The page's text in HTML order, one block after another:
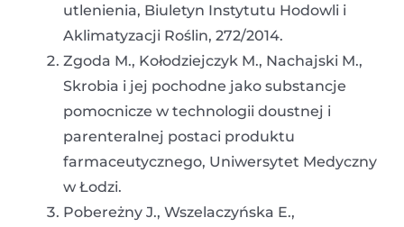
utlenienia, Biuletyn Instytutu Hodowli i
Aklimatyzacji Roślin, 272/2014.
Zgoda M., Kołodziejczyk M., Nachajski M.,
Skrobia i jej pochodne jako substancje
pomocnicze w technologii doustnej i
parenteralnej postaci produktu
farmaceutycznego, Uniwersytet Medyczny
w Łodzi.
Pobereżny J., Wszelaczyńska E.,